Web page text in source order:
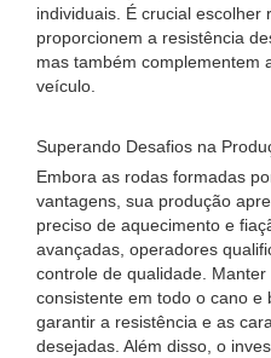
individuais. É crucial escolher
proporcionem a resistência
mas também complementem
veículo.
Superando Desafios na
Embora as rodas formadas
vantagens, sua produção
preciso de aquecimento e
avançadas, operadores
controle de qualidade.
consistente em todo o cano e
garantir a resistência e as
desejadas. Além disso, o